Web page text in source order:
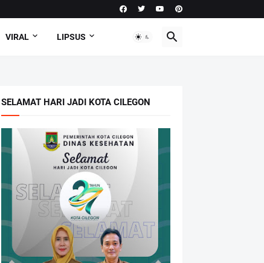
VIRAL LIPSUS
SELAMAT HARI JADI KOTA CILEGON